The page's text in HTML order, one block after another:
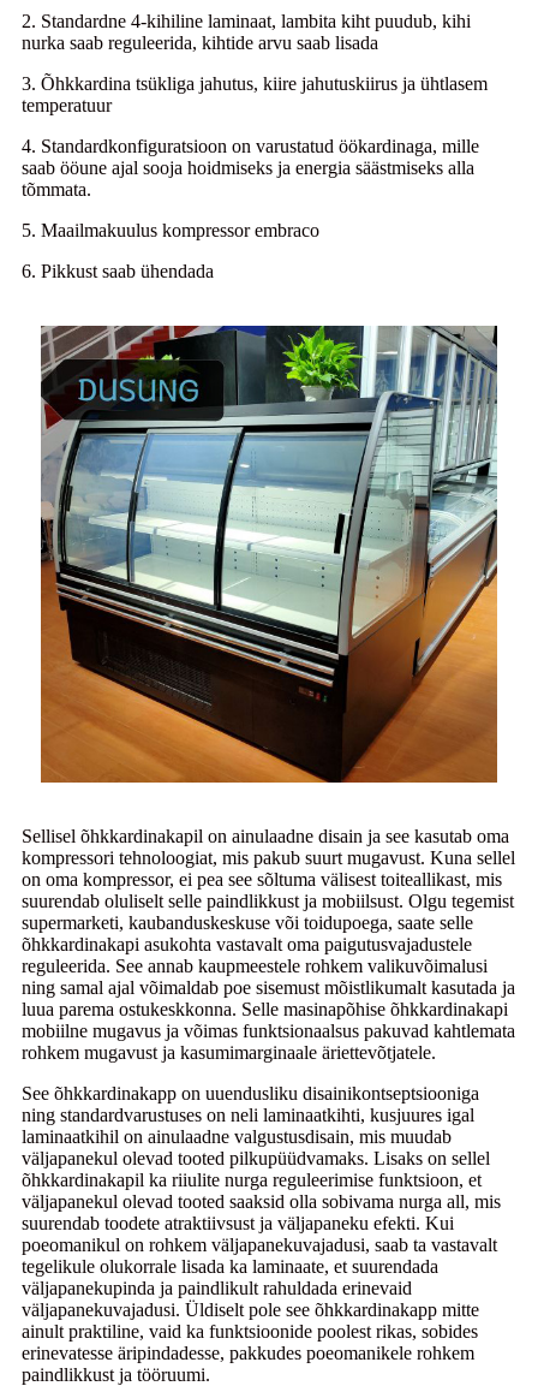
2. Standardne 4-kihiline laminaat, lambita kiht puudub, kihi
nurka saab reguleerida, kihtide arvu saab lisada
3. Õhkkardina tsükliga jahutus, kiire jahutuskiirus ja ühtlasem
temperatuur
4. Standardkonfiguratsioon on varustatud öökardinaga, mille
saab ööune ajal sooja hoidmiseks ja energia säästmiseks alla
tõmmata.
5. Maailmakuulus kompressor embraco
6. Pikkust saab ühendada
Sellisel õhkkardinakapil on ainulaadne disain ja see kasutab oma
kompressori tehnoloogiat, mis pakub suurt mugavust. Kuna sellel
on oma kompressor, ei pea see sõltuma välisest toiteallikast, mis
suurendab oluliselt selle paindlikkust ja mobiilsust. Olgu tegemist
supermarketi, kaubanduskeskuse või toidupoega, saate selle
õhkkardinakapi asukohta vastavalt oma paigutusvajadustele
reguleerida. See annab kaupmeestele rohkem valikuvõimalusi
ning samal ajal võimaldab poe sisemust mõistlikumalt kasutada ja
luua parema ostukeskkonna. Selle masinapõhise õhkkardinakapi
mobiilne mugavus ja võimas funktsionaalsus pakuvad kahtlemata
rohkem mugavust ja kasumimarginaale äriettevõtjatele.
See õhkkardinakapp on uuendusliku disainikontseptsiooniga
ning standardvarustuses on neli laminaatkihti, kusjuures igal
laminaatkihil on ainulaadne valgustusdisain, mis muudab
väljapanekul olevad tooted pilkupüüdvamaks. Lisaks on sellel
õhkkardinakapil ka riiulite nurga reguleerimise funktsioon, et
väljapanekul olevad tooted saaksid olla sobivama nurga all, mis
suurendab toodete atraktiivsust ja väljapaneku efekti. Kui
poeomanikul on rohkem väljapanekuvajadusi, saab ta vastavalt
tegelikule olukorrale lisada ka laminaate, et suurendada
väljapanekupinda ja paindlikult rahuldada erinevaid
väljapanekuvajadusi. Üldiselt pole see õhkkardinakapp mitte
ainult praktiline, vaid ka funktsioonide poolest rikas, sobides
erinevatesse äripindadesse, pakkudes poeomanikele rohkem
paindlikkust ja tööruumi.